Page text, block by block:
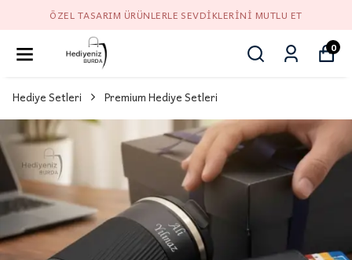
ÖZEL TASARIM ÜRÜNLERLE SEVDIKLERINI MUTLU ET
0
Hediye Setleri Premium Hediye Setleri